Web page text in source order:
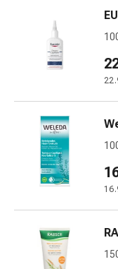
Schmerzen
&
Fieber
Kühlen
Stress
&
Schlaf